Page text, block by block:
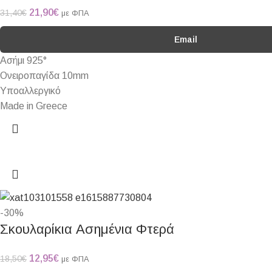
31,40€ 21,90€ με ΦΠΑ
Email
Ασήμι 925°
Ονειροπαγίδα 10mm
Υποαλλεργικό
Made in Greece
-30%
Σκουλαρίκια Ασημένια Φτερά
18,50€ 12,95€ με ΦΠΑ